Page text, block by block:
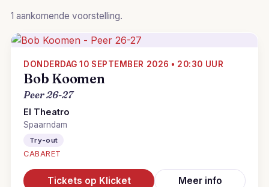
1 aankomende voorstelling.
DONDERDAG 10 SEPTEMBER 2026 • 20:30 UUR
Bob Koomen
Peer 26-27
El Theatro
Spaarndam
Try-out
CABARET
Tickets op Klicket Meer info